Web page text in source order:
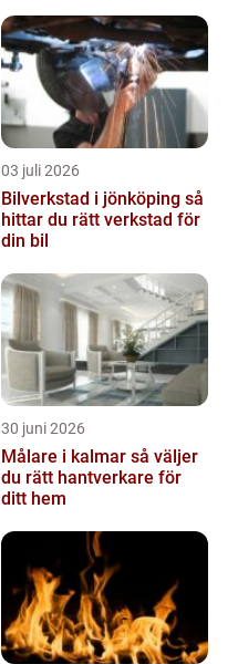
03 juli 2026
Bilverkstad i jönköping så
hittar du rätt verkstad för
din bil
30 juni 2026
Målare i kalmar så väljer
du rätt hantverkare för
ditt hem